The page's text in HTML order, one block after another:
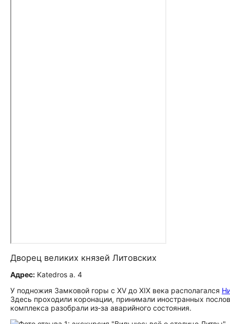
Дворец великих князей Литовских
Адрес: Katedros a. 4
У подножия Замковой горы с XV до XIX века располагался
Здесь проходили коронации, принимали иностранных
комплекса разобрали из‑за аварийного состояния.